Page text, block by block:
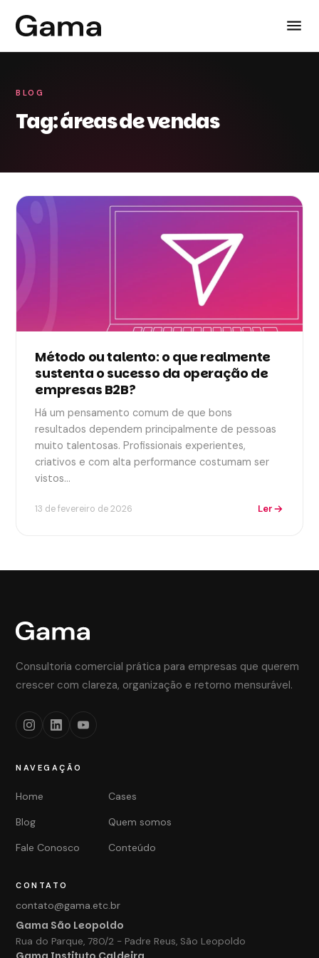
BLOG
Tag: áreas de vendas
Método ou talento: o que realmente
sustenta o sucesso da operação de
empresas B2B?
Há um pensamento comum de que bons
resultados dependem principalmente de pessoas
muito talentosas. Profissionais experientes,
criativos e com alta performance costumam ser
vistos…
13 de fevereiro de 2026 Ler
Consultoria comercial prática para empresas que querem
crescer com clareza, organização e retorno mensurável.
NAVEGAÇÃO
Home
Cases
Blog
Quem somos
Fale Conosco
Conteúdo
CONTATO
contato@gama.etc.br
Gama São Leopoldo
Rua do Parque, 780/2 - Padre Reus, São Leopoldo